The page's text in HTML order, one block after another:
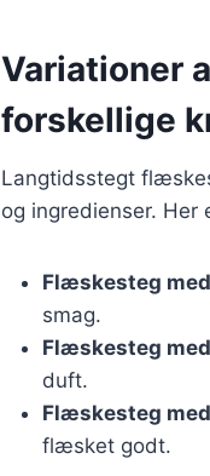
Variationer
forskellige
Langtidsstegt
og ingredienser.
Flæskesteg
smag.
Flæskesteg
duft.
Flæskesteg
flæsket godt.